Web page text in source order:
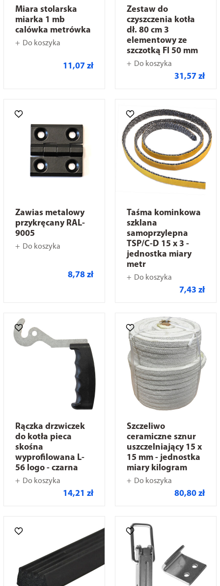
Miara stolarska
miarka 1 mb
calówka metrówka
Do koszyka
11,07 zł
Zestaw do
czyszczenia kotła
dł. 80 cm 3
elementowy ze
szczotką FI 50 mm
Do koszyka
31,57 zł
Zawias metalowy
przykręcany RAL-
9005
Do koszyka
8,78 zł
Taśma kominkowa
szklana
samoprzylepna
TSP/C-D 15 x 3 -
jednostka miary
metr
Do koszyka
7,43 zł
Rączka drzwiczek
do kotła pieca
skośna
wyprofilowana L-
56 logo - czarna
Do koszyka
14,21 zł
Szczeliwo
ceramiczne sznur
uszczelniający 15 x
15 mm - jednostka
miary kilogram
Do koszyka
80,80 zł